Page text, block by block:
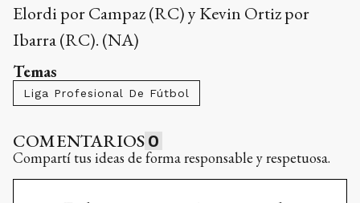
Elordi por Campaz (RC) y Kevin Ortiz por
Ibarra (RC). (NA)
Temas
Liga Profesional De Fútbol
COMENTARIOS 0
Compartí tus ideas de forma responsable y respetuosa.